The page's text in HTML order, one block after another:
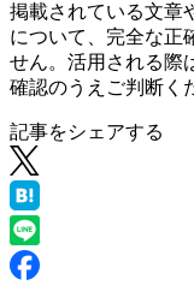
掲載されている文章
について、完全な正
せん。活用される際
確認のうえご判断く
記事をシェアする